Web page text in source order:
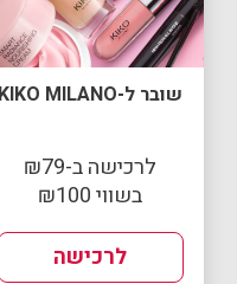
שובר ל-KIKO MILANO
לרכישה ב-₪79
בשווי ₪100
לרכישה